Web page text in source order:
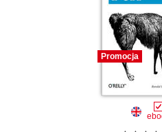
Promocja